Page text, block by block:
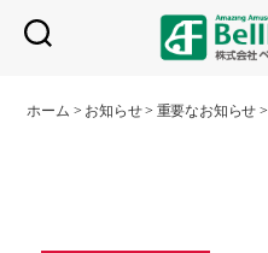
フ
ホーム > お知らせ> 重要なお知らせ >